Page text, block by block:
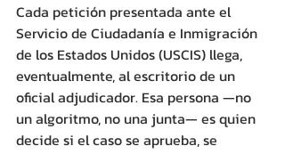
Cada petición presentada ante el
Servicio de Ciudadanía e Inmigración
de los Estados Unidos (USCIS) llega,
eventualmente, al escritorio de un
oficial adjudicador. Esa persona —no
un algoritmo, no una junta— es quien
decide si el caso se aprueba, se